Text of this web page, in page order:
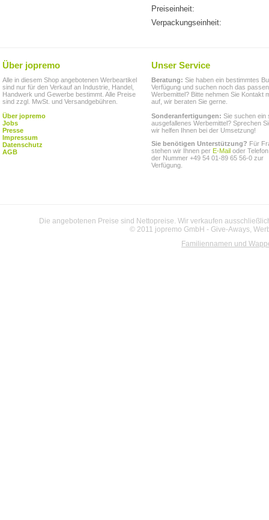
Preiseinheit:
Verpackungseinheit:
Über jopremo
Alle in diesem Shop angebotenen Werbeartikel
sind nur für den Verkauf an Industrie, Handel,
Handwerk und Gewerbe bestimmt. Alle Preise
sind zzgl. MwSt. und Versandgebühren.
Über jopremo
Jobs
Presse
Impressum
Datenschutz
AGB
Unser Service
Beratung: Sie haben ein bestimmtes
Verfügung und suchen noch das
Werbemittel? Bitte nehmen Sie Kontakt
auf, wir beraten Sie gerne.
Sonderanfertigungen: Sie suchen ein
ausgefallenes Werbemittel? Sprechen
wir helfen Ihnen bei der Umsetzung!
Sie benötigen Unterstützung? Für
stehen wir Ihnen per E-Mail oder
der Nummer +49 54 01-89 65 56-0 zur
Verfügung.
Die angebotenen Preise sind Nettopreise. Wir verkaufen
© 2011 jopremo GmbH - Give-Aways,
Familiennamen und